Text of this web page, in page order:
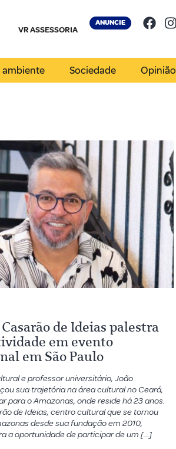
VR ASSESSORIA
ANUNCIE
ambiente Sociedade Opinião
de Ideias palestra
em evento
em São Paulo
e professor universitário, João
sua trajetória na área cultural no Ceará,
para o Amazonas, onde reside há 23 anos.
de Ideias, centro cultural que se tornou
desde sua fundação em 2010,
a oportunidade de participar de um […]